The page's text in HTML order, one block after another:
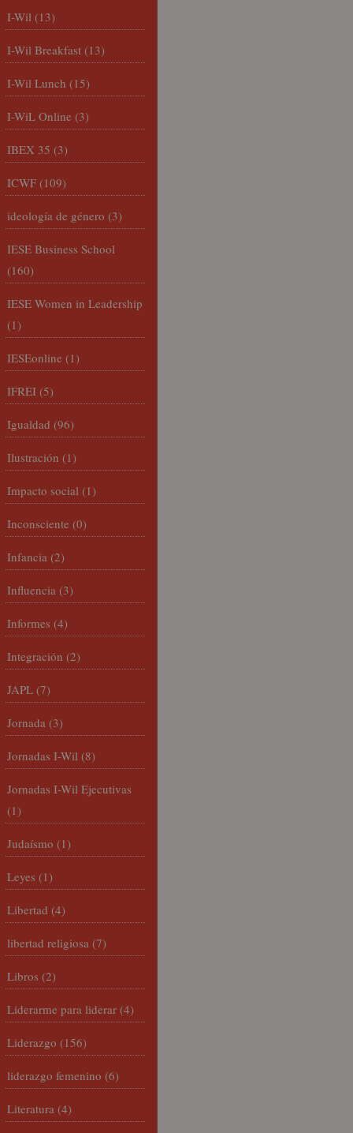
I-Wil (13)
I-Wil Breakfast (13)
I-Wil Lunch (15)
I-WiL Online (3)
IBEX 35 (3)
ICWF (109)
ideología de género (3)
IESE Business School
(160)
IESE Women in Leadership
(1)
IESEonline (1)
IFREI (5)
Igualdad (96)
Ilustración (1)
Impacto social (1)
Inconsciente (0)
Infancia (2)
Influencia (3)
Informes (4)
Integración (2)
JAPL (7)
Jornada (3)
Jornadas I-Wil (8)
Jornadas I-Wil Ejecutivas
(1)
Judaísmo (1)
Leyes (1)
Libertad (4)
libertad religiosa (7)
Libros (2)
Liderarme para liderar (4)
Liderazgo (156)
liderazgo femenino (6)
Literatura (4)